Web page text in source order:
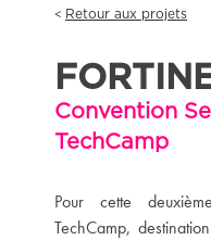
Retour aux projets
Convention
TechCamp
Pour cette
TechCamp,